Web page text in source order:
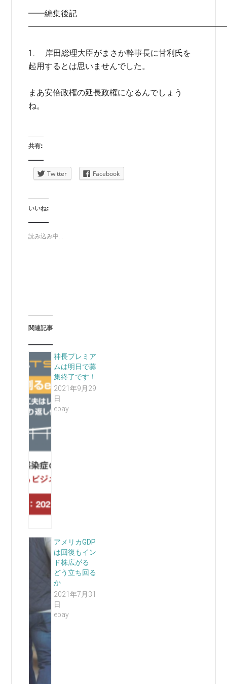
━━編集後記
1. 岸田総理大臣がまさか幹事長に甘利氏を
起用するとは思いませんでした。
まあ安倍政権の延長政権になるんでしょう
ね。
共有:
Twitter Facebook
いいね:
読み込み中...
関連記事
神長プレミア
ムは明日で募
集終了です！
2021年9月29
日
ebay
アメリカGDP
は回復もイン
ド株広がる
どう立ち回る
か
2021年7月31
日
ebay